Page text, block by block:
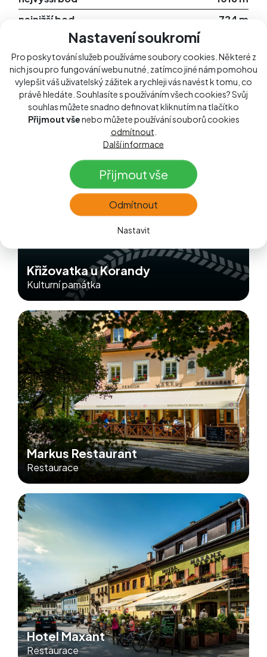
Nastavení soukromí
Pro poskytování služeb používáme soubory cookies. Některé z
nich jsou pro fungování webu nutné, zatímco jiné nám pomohou
vylepšit váš uživatelský zážitek a rychleji vás navést k tomu, co
právě hledáte. Souhlasíte s používáním všech cookies? Svůj
souhlas můžete snadno definovat kliknutím na tlačítko
Přijmout všenebo můžete používání souborů cookies
odmítnout
Další informace
Přijmout vše
Odmítnout
Nastavit
nejnižší bod
724 m
zastávky na trase
tipy od domácích i přespolních
Křižovatka u Korandy
Kulturní památka
Markus Restaurant
Restaurace
Hotel Maxant
Restaurace